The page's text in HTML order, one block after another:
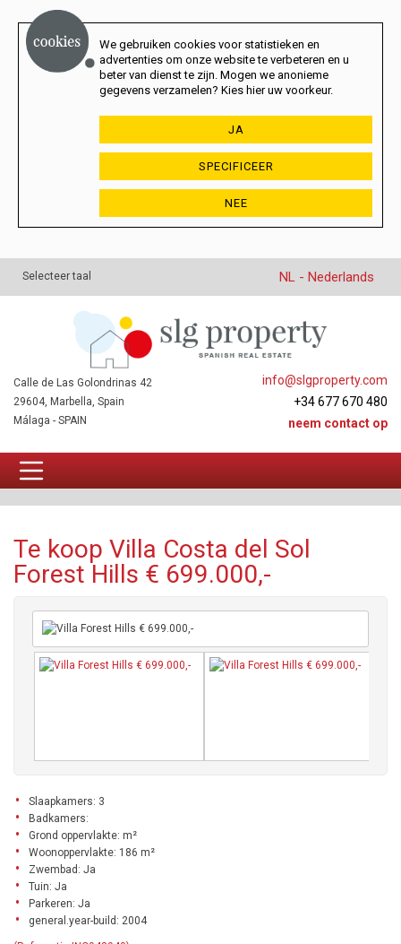
We gebruiken cookies voor statistieken en
advertenties om onze website te verbeteren en u
beter van dienst te zijn. Mogen we anonieme
gegevens verzamelen? Kies hier uw voorkeur.
JA
SPECIFICEER
NEE
Selecteer taal NL - Nederlands
info@slgproperty.com
+34 677 670 480
neem contact op
Calle de Las Golondrinas 42
29604, Marbella, Spain
Málaga - SPAIN
Te koop Villa Costa del Sol
Forest Hills € 699.000,-
Slaapkamers: 3
Badkamers:
Grond oppervlakte: m²
Woonoppervlakte: 186 m²
Zwembad: Ja
Tuin: Ja
Parkeren: Ja
general.year-build: 2004